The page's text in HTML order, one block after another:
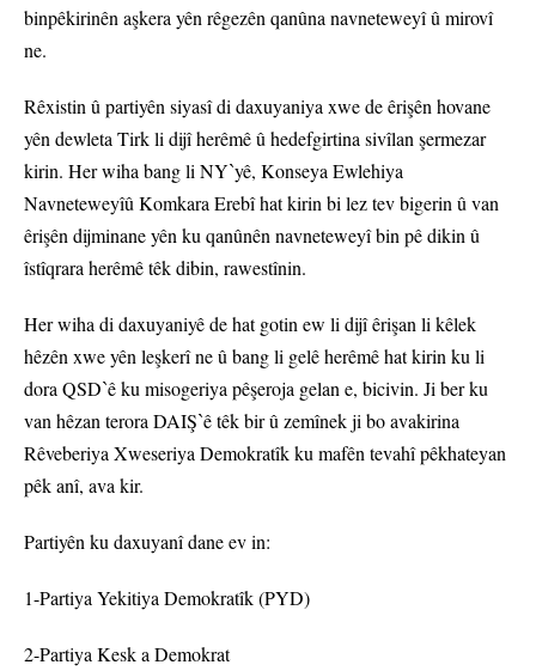
binpêkirinên aşkera yên rêgezên qanûna navneteweyî û mirovî
ne.
Rêxistin û partiyên siyasî di daxuyaniya xwe de êrişên hovane
yên dewleta Tirk li dijî herêmê û hedefgirtina sivîlan şermezar
kirin. Her wiha bang li NYˋyê, Konseya Ewlehiya
Navneteweyîû Komkara Erebî hat kirin bi lez tev bigerin û van
êrişên dijminane yên ku qanûnên navneteweyî bin pê dikin û
îstîqrara herêmê têk dibin, rawestînin.
Her wiha di daxuyaniyê de hat gotin ew li dijî êrişan li kêlek
hêzên xwe yên leşkerî ne û bang li gelê herêmê hat kirin ku li
dora QSDˋê ku misogeriya pêşeroja gelan e, bicivin. Ji ber ku
van hêzan terora DAIŞˋê têk bir û zemînek ji bo avakirina
Rêveberiya Xweseriya Demokratîk ku mafên tevahî pêkhateyan
pêk anî, ava kir.
Partiyên ku daxuyanî dane ev in:
1-Partiya Yekitiya Demokratîk (PYD)
2-Partiya Kesk a Demokrat